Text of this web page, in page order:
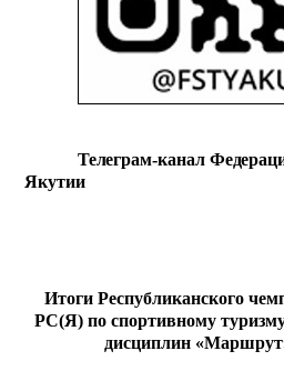
Телеграм-канал
Якутии
Итоги Республиканского
РС(Я) по спортивному
дисциплин